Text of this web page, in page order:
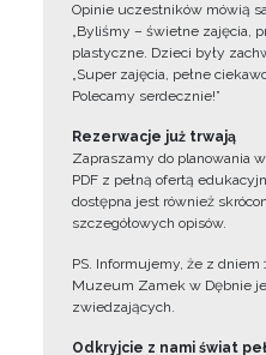
Opinie uczestników mówią
„Byliśmy – świetne zajęcia,
plastyczne. Dzieci były
„Super zajęcia, pełne
Polecamy serdecznie!”
Rezerwacje już trwają
Zapraszamy do planowania
PDF z pełną ofertą
dostępna jest również
szczegółowych opisów.
PS. Informujemy, że z dniem
Muzeum Zamek w Dębnie
zwiedzających.
Odkryjcie z nami świat